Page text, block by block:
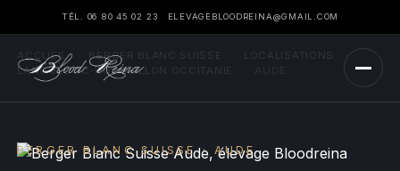
TÉL. 06 80 45 02 23 ELEVAGEBLOODREINA@GMAIL.COM
ACCUEIL BERGER BLANC SUISSE
›
LANGUEDOC-ROUSSILLON OCCITANIE
BERGER BLANC SUISSE · AUDE